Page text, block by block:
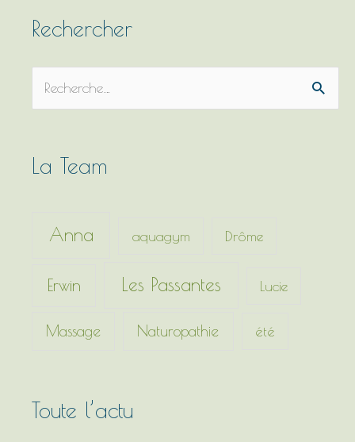
Rechercher
e
h
e
La Team
Anna aquagym Drôme
Erwin Les Passantes Lucie
Massage Naturopathie été
Toute l’actu